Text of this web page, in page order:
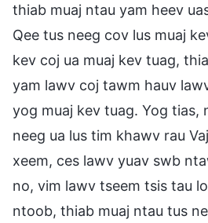
thiab muaj ntau yam heev
Qee tus neeg cov lus muaj
kev coj ua muaj kev tuag,
yam lawv coj tawm hauv
yog muaj kev tuag. Yog tias,
neeg ua lus tim khawv rau
xeem, ces lawv yuav swb
no, vim lawv tseem tsis tau
ntoob, thiab muaj ntau tus